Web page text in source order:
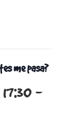
me pasa?
-